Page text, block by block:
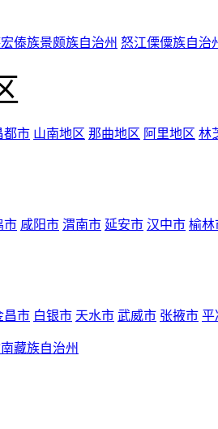
傣族景颇族自治州 怒江傈僳族自治
都市 山南地区 那曲地区 阿里地区 林
市 咸阳市 渭南市 延安市 汉中市 榆林
昌市 白银市 天水市 武威市 张掖市 平
藏族自治州